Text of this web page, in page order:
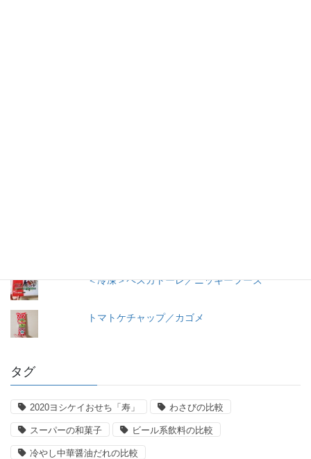
＜冷凍＞ペスカトーレ／ニッキーフーズ
トマトケチャップ／カゴメ
タグ
2020ヨシケイおせち「寿」 わさびの比較
スーパーの和菓子 ビール系飲料の比較
冷やし中華醤油だれの比較